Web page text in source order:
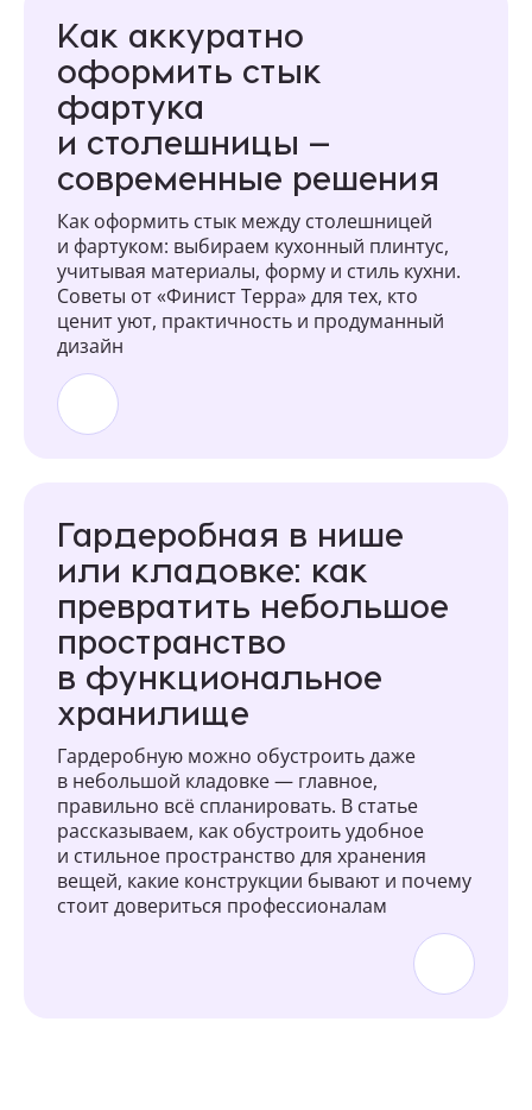
Как аккуратно
оформить стык
фартука
и столешницы —
современные решения
Как оформить стык между столешницей
и фартуком: выбираем кухонный плинтус,
учитывая материалы, форму и стиль кухни.
Советы от «Финист Терра» для тех, кто
ценит уют, практичность и продуманный
дизайн
Гардеробная в нише
или кладовке: как
превратить небольшое
пространство
в функциональное
хранилище
Гардеробную можно обустроить даже
в небольшой кладовке — главное,
правильно всё спланировать. В статье
рассказываем, как обустроить удобное
и стильное пространство для хранения
вещей, какие конструкции бывают и почему
стоит довериться профессионалам